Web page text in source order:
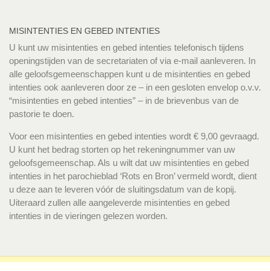
MISINTENTIES EN GEBED INTENTIES
U kunt uw misintenties en gebed intenties telefonisch tijdens
openingstijden van de secretariaten of via e-mail aanleveren. In
alle geloofsgemeenschappen kunt u de misintenties en gebed
intenties ook aanleveren door ze – in een gesloten envelop o.v.v.
“misintenties en gebed intenties” – in de brievenbus van de
pastorie te doen.
Voor een misintenties en gebed intenties wordt € 9,00 gevraagd.
U kunt het bedrag storten op het rekeningnummer van uw
geloofsgemeenschap. Als u wilt dat uw misintenties en gebed
intenties in het parochieblad ‘Rots en Bron’ vermeld wordt, dient
u deze aan te leveren vóór de sluitingsdatum van de kopij.
Uiteraard zullen alle aangeleverde misintenties en gebed
intenties in de vieringen gelezen worden.